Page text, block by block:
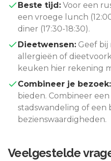
Beste tijd: Voor een
een vroege lunch
diner (17:30-18:30).
Dieetwensen: Geef
allergieën of
keuken hier rekening
Combineer je bezoek:
bieden. Combineer
stadswandeling of een
bezienswaardigheden.
Veelgestelde